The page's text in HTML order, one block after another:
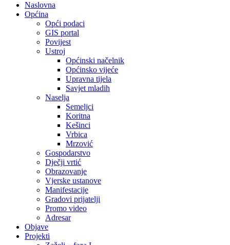
Naslovna
Općina
Opći podaci
GIS portal
Povijest
Ustroj
Općinski načelnik
Općinsko vijeće
Upravna tijela
Savjet mladih
Naselja
Semeljci
Koritna
Kešinci
Vrbica
Mrzović
Gospodarstvo
Dječji vrtić
Obrazovanje
Vjerske ustanove
Manifestacije
Gradovi prijatelji
Promo video
Adresar
Objave
Projekti